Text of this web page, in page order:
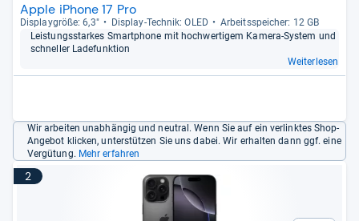
Apple iPhone 17 Pro
Dis­play­größe: 6,3" Dis­play-​Tech­nik: OLED
Arbeitsspei­cher: 12 GB
Leis­tungs­star­kes Smart­phone mit hoch­wer­ti­gem Kamera-​Sys­tem und
schnel­ler Lade­funk­tion
Weiterlesen
Wir arbeiten unabhängig und neutral. Wenn Sie auf ein verlinktes Shop-
Angebot klicken, unterstützen Sie uns dabei. Wir erhalten dann ggf. eine
Vergütung. Mehr erfahren
2